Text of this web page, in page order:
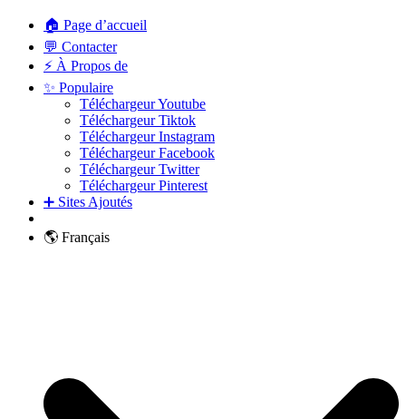
🏠 Page d’accueil
💬 Contacter
⚡ À Propos de
✨ Populaire
Téléchargeur Youtube
Téléchargeur Tiktok
Téléchargeur Instagram
Téléchargeur Facebook
Téléchargeur Twitter
Téléchargeur Pinterest
➕ Sites Ajoutés
🌎 Français